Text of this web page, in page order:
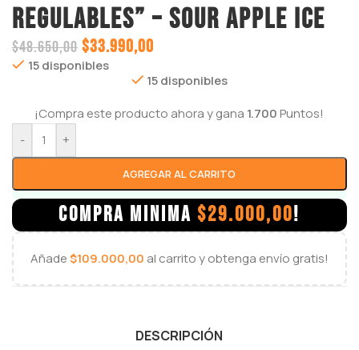
Regulables” – SOUR APPLE ICE
$48.650,00 $33.990,00
15 disponibles
15 disponibles
¡Compra este producto ahora y gana 1.700Puntos!
-
+
AGREGAR AL CARRITO
COMPRA MINIMA $29.000,00!
Añade$109.000,00 al carrito y obtenga envío gratis!
DESCRIPCIÓN